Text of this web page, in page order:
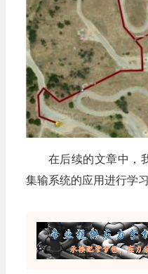
在后续的文章中，
集输系统的应用进行学习